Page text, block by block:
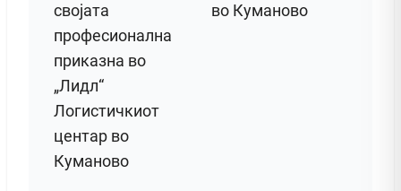
својата
професионална
приказна во
„Лидл“
Логистичкиот
центар во
Куманово
во Куманово